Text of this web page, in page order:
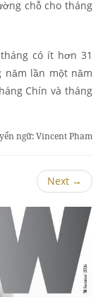
chỗ cho tháng
có ít hơn 31
năm lần một năm
Chín và tháng
ngữ: Vincent Pham
Next →